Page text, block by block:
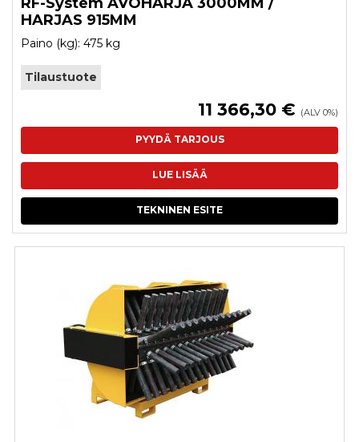
HARJAS 915MM
Paino (kg): 475 kg
Tilaustuote
11 366,30 € (ALV 0%)
PYYDÄ TARJOUS
LUE LISÄÄ
TEKNINEN ESITE